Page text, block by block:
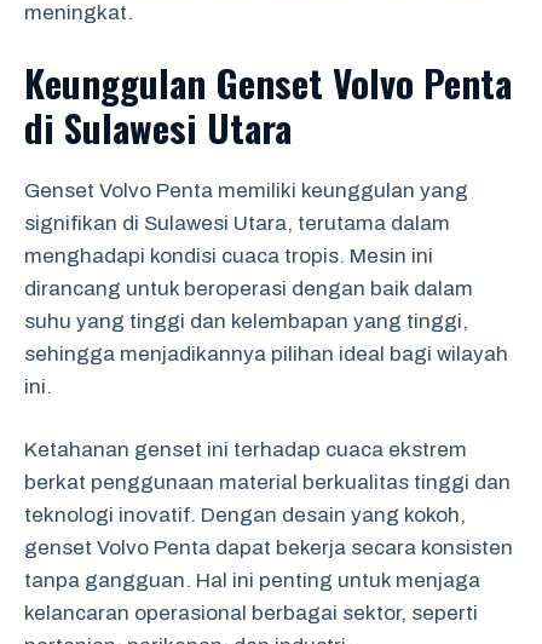
meningkat.
Keunggulan Genset Volvo Penta
di Sulawesi Utara
Genset Volvo Penta memiliki keunggulan yang
signifikan di Sulawesi Utara, terutama dalam
menghadapi kondisi cuaca tropis. Mesin ini
dirancang untuk beroperasi dengan baik dalam
suhu yang tinggi dan kelembapan yang tinggi,
sehingga menjadikannya pilihan ideal bagi wilayah
ini.
Ketahanan genset ini terhadap cuaca ekstrem
berkat penggunaan material berkualitas tinggi dan
teknologi inovatif. Dengan desain yang kokoh,
genset Volvo Penta dapat bekerja secara konsisten
tanpa gangguan. Hal ini penting untuk menjaga
kelancaran operasional berbagai sektor, seperti